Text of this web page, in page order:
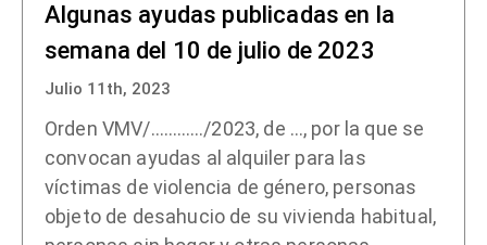
Algunas ayudas publicadas en la
semana del 10 de julio de 2023
Julio 11th, 2023
Orden VMV/…………/2023, de …, por la que se
convocan ayudas al alquiler para las
víctimas de violencia de género, personas
objeto de desahucio de su vivienda habitual,